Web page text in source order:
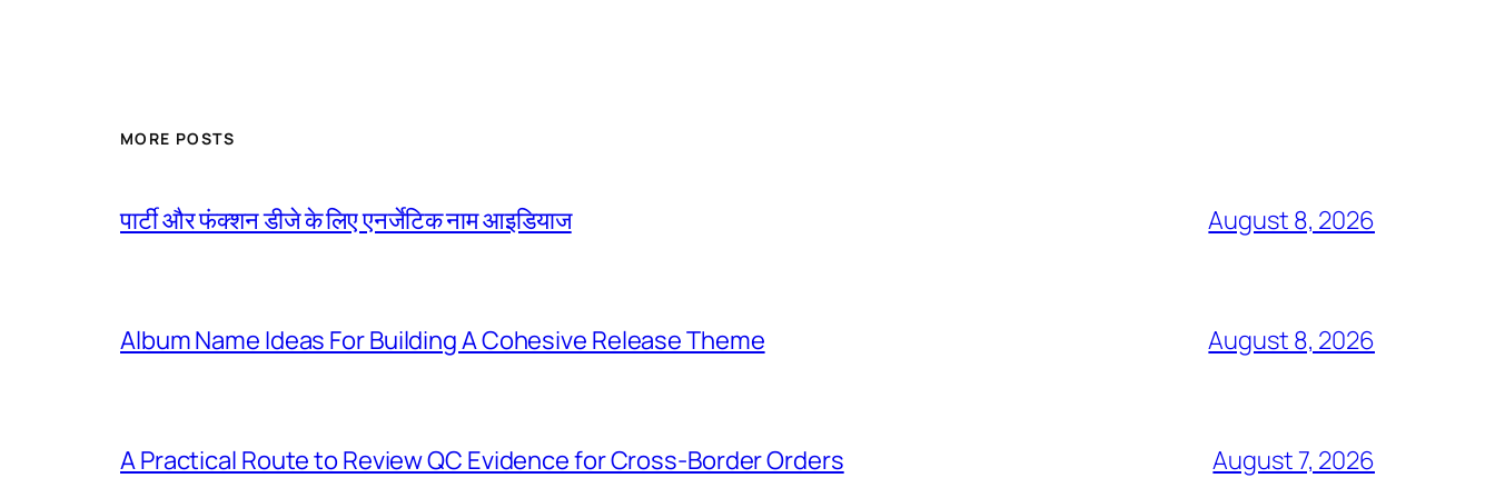
MORE POSTS
पार्टी और फंक्शन डीजे के लिए एनर्जेटिक नाम आइडियाज August 8, 2026
Album Name Ideas For Building A Cohesive Release Theme August 8, 2026
A Practical Route to Review QC Evidence for Cross-Border Orders August 7, 2026